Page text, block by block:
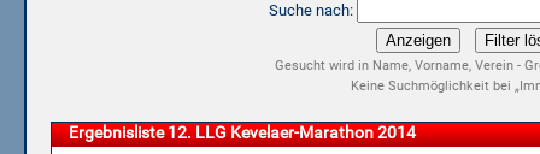
Suche nach:
Gesucht wird in Name, Vorname, Verein -
Keine Suchmöglichkeit bei
Ergebnisliste 12. LLG Kevelaer-Marathon 2014